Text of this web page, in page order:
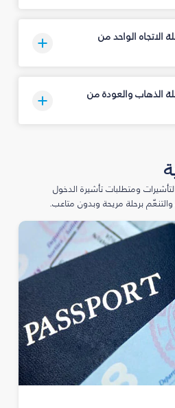
الاتجاه الواحد من
الذهاب والعودة من
ومتطلبات تأشيرة الدخول
برحلة مريحة وبدون متاعب.